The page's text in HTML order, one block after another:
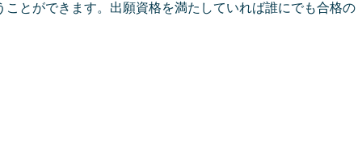
とができます。出願資格を満たしていれば誰にでも合格の